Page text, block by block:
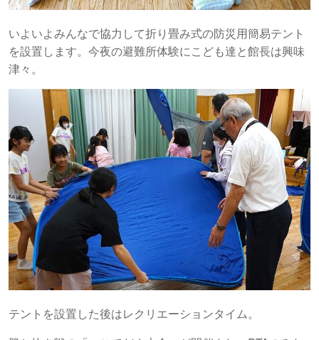
いよいよみんなで協力して折り畳み式の防災用簡易テント
を設置します。今夜の避難所体験にこども達と館長は興味
津々。
テントを設置した後はレクリエーションタイム。